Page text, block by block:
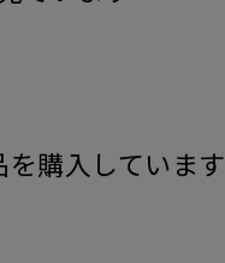
購入しています